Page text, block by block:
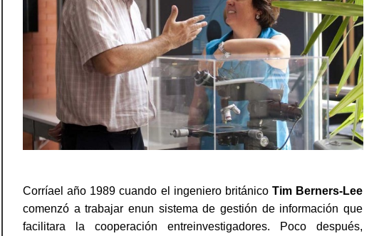
Corríael año 1989 cuando el ingeniero británico Tim Berners-Lee
comenzó a trabajar enun sistema de gestión de información que
facilitara la cooperación entreinvestigadores. Poco después,